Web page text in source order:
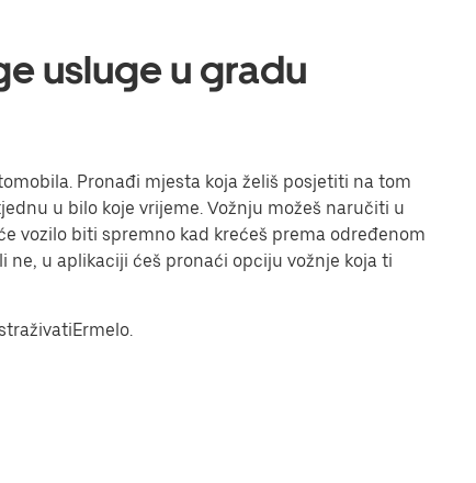
usluge u gradu
Pronađi mjesta koja želiš posjetiti na tom
u bilo koje vrijeme. Vožnju možeš naručiti u
vozilo biti spremno kad krećeš prema određenom
ne, u aplikaciji ćeš pronaći opciju vožnje koja ti